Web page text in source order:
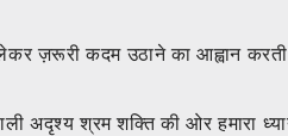
ज़रूरी कदम उठाने का आह्वान
अदृश्य श्रम शक्ति की ओर हमारा